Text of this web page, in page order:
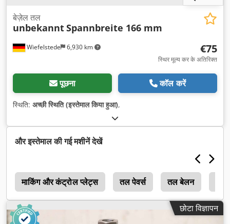
Wiefelstede 6,930 km
बेज़ेल तल
unbekanntSpannbreite 166 mm
€75
स्थिर मूल्य कर के अतिरिक्त
पूछना कॉल करें
स्थिति: अच्छी स्थिति (इस्तेमाल किया हुआ),
और इस्तेमाल की गई मशीनें देखें
माकिंग और कंट्रोल प्लेट्स तल पेवर्स तल बेलन
छोटा विज्ञापन